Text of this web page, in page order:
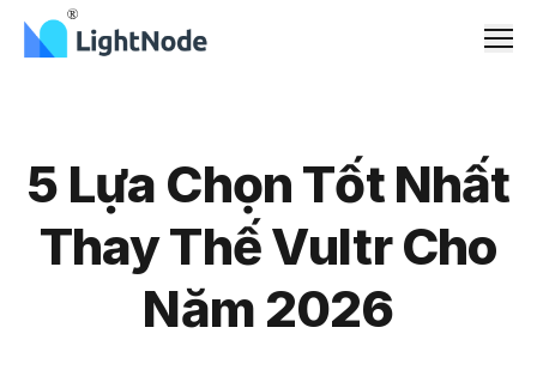
5 Lựa Chọn Tốt Nhất
Thay Thế Vultr Cho
Năm 2026